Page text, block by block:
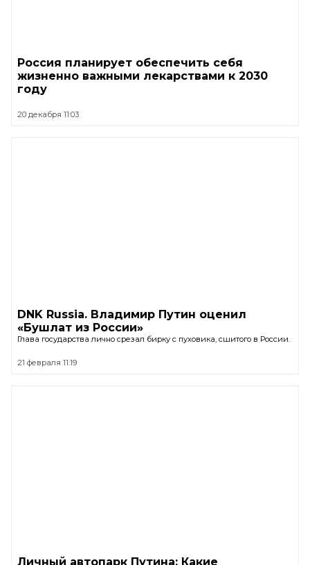
Россия планирует обеспечить себя
жизненно важными лекарствами к 2030
году
20 декабря 11:03
DNK Russia. Владимир Путин оценил
«Бушлат из России»
Глава государства лично срезал бирку с пуховика, сшитого в России.
21 февраля 11:19
Личный автопарк Путина: Какие